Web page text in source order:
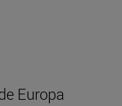
Europa